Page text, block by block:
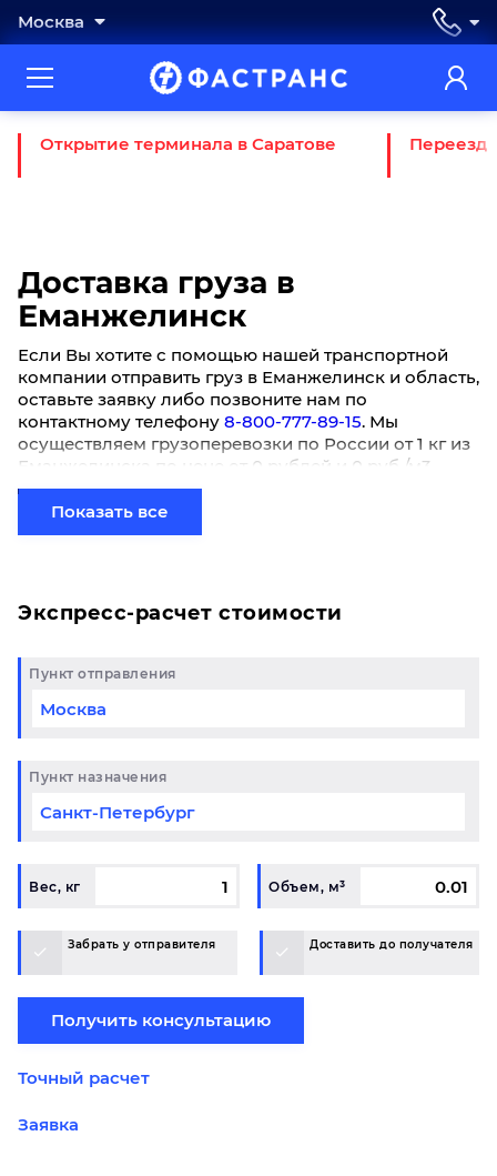
Москва
Открытие терминала в Саратове Переезд
Доставка груза в
Еманжелинск
Если Вы хотите с помощью нашей транспортной
компании отправить груз в Еманжелинск и область,
оставьте заявку либо позвоните нам по
контактному телефону 8-800-777-89-15. Мы
осуществляем грузоперевозки по России от 1 кг из
Еманжелинска по цене от 0 рублей и 0 руб./м3.
Актуально для физических лиц, представителей
малого, среднего бизнеса. Доставка сборных
грузов в Еманжелинск нашим автотранспортом -
Показать все
Экспресс-расчет стоимости
Пункт отправления
Пункт назначения
Вес, кг Объем, м³
Забрать у отправителя Доставить до получателя
Получить консультацию
Точный расчет
Заявка